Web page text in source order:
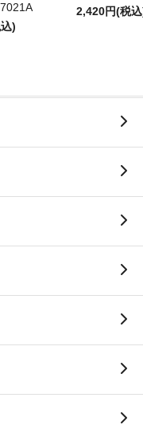
)
2,420円(税